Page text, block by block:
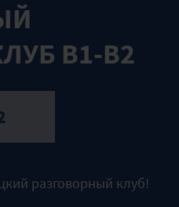
В1-B2
разговорный клуб!